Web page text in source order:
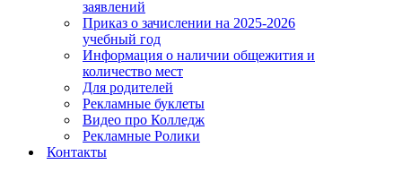
заявлений
Приказ о зачислении на 2025-2026
учебный год
Информация о наличии общежития и
количество мест
Для родителей
Рекламные буклеты
Видео про Колледж
Рекламные Ролики
Контакты